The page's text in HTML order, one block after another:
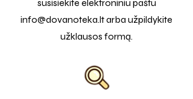
susisiekite elektroniniu paštu
info@dovanoteka.ltarba užpildykite
užklausos formą.